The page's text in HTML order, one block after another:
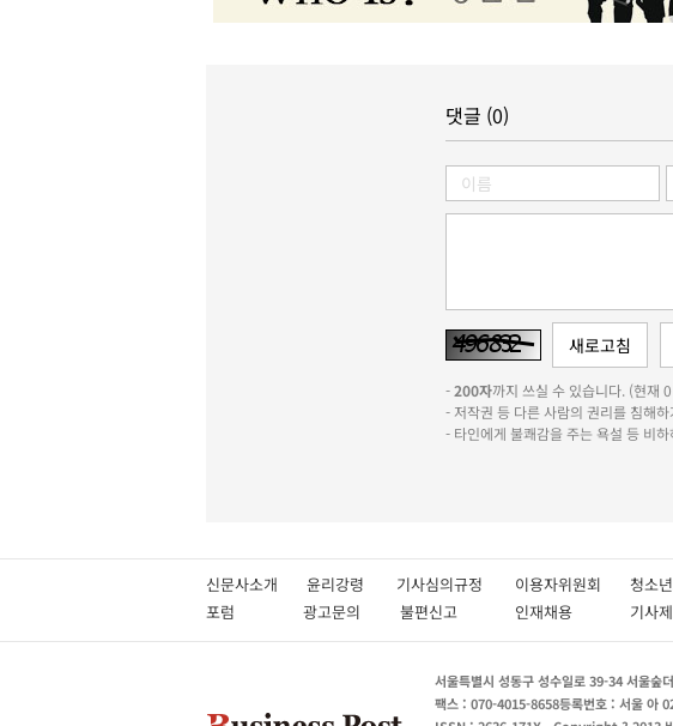
댓글 (0)
-200자까지 쓰실 수 있습니다. (현
- 저작권 등 다른 사람의 권리를 침해
- 타인에게 불쾌감을 주는 욕설 등 비
신문사소개 윤리강령 기사심의규정 이용자위원회 청소
포럼
광고문의 불편신고 인재채용 기
서울특별시 성동구 성수일로 39-34 서울숲
팩스 : 070-4015-8658등록번호 : 서울 아